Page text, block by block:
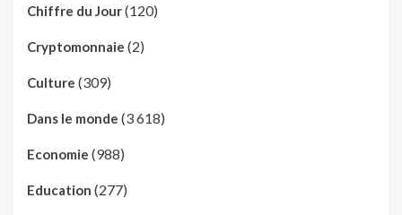
Chiffre du Jour(120)
Cryptomonnaie (2)
Culture (309)
Dans le monde (3 618)
Economie (988)
Education (277)